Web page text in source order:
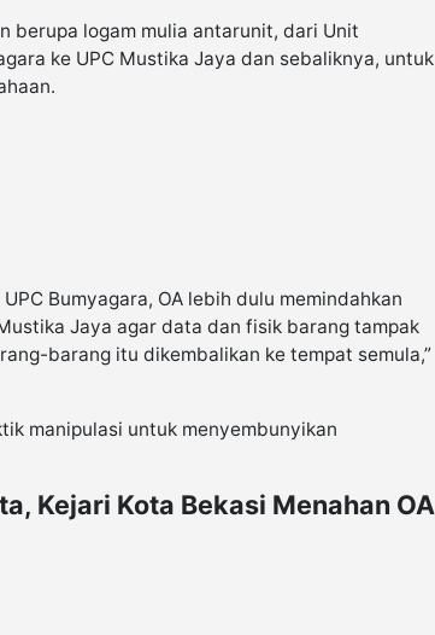
berupa logam mulia antarunit, dari Unit
ke UPC Mustika Jaya dan sebaliknya, untuk
Bumyagara, OA lebih dulu memindahkan
Jaya agar data dan fisik barang tampak
barang itu dikembalikan ke tempat semula,”
manipulasi untuk menyembunyikan
Kejari Kota Bekasi Menahan OA